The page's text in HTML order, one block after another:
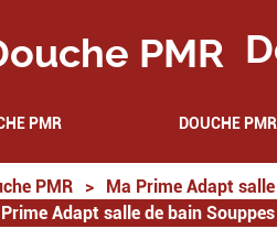
PMR DOUCHE PMR
PMR > Ma Prime Adapt
Adapt salle de bain